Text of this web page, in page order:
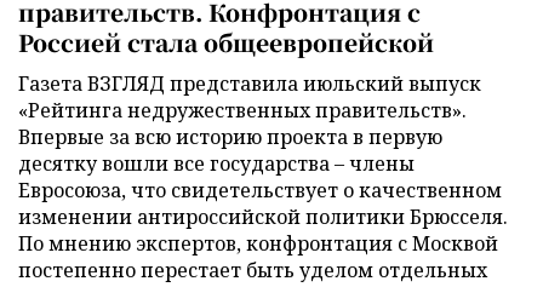
правительств. Конфронтация с
Россией стала общеевропейской
Газета ВЗГЛЯД представила июльский выпуск
«Рейтинга недружественных правительств».
Впервые за всю историю проекта в первую
десятку вошли все государства – члены
Евросоюза, что свидетельствует о качественном
изменении антироссийской политики Брюсселя.
По мнению экспертов, конфронтация с Москвой
постепенно перестает быть уделом отдельных